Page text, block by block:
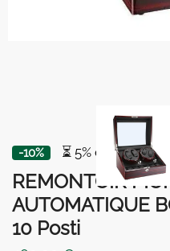
-10% ⏳ 5% di sconto
REMONTOIR
AUTOMATIQUE
10 Posti